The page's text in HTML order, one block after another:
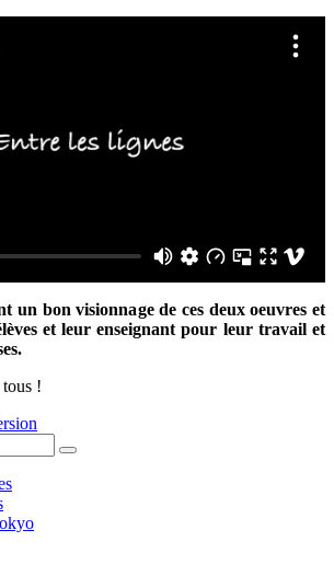
un bon visionnage de ces deux oeuvres et
et leur enseignant pour leur travail et
!